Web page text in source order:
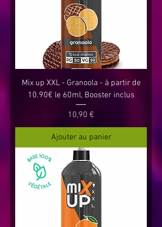
Mix up XXL - Granoola - à partir de
10.90€ le 60ml, Booster inclus
Prix
10,90 €
Ajouter au panier